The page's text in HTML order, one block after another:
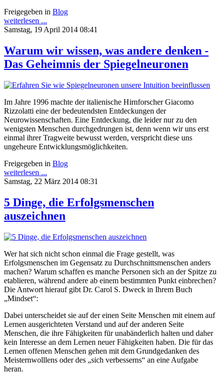
Freigegeben in Blog
weiterlesen ...
Samstag, 19 April 2014 08:41
Warum wir wissen, was andere denken -
Das Geheimnis der Spiegelneuronen
Im Jahre 1996 machte der italienische Hirnforscher Giacomo
Rizzolatti eine der bedeutendsten Entdeckungen der
Neurowissenschaften. Eine Entdeckung, die leider nur zu den
wenigsten Menschen durchgedrungen ist, denn wenn wir uns erst
einmal ihrer Tragweite bewusst werden, verspricht diese uns
ungeheure Entwicklungsmöglichkeiten.
Freigegeben in Blog
weiterlesen ...
Samstag, 22 März 2014 08:31
5 Dinge, die Erfolgsmenschen
auszeichnen
Wer hat sich nicht schon einmal die Frage gestellt, was
Erfolgsmenschen im Gegensatz zu Durchschnittsmenschen anders
machen? Warum schaffen es manche Personen sich an der Spitze zu
etablieren, während andere ab einem bestimmten Punkt einbrechen?
Die Antwort hierauf gibt Dr. Carol S. Dweck in Ihrem Buch
„Mindset“:
Dabei unterscheidet sie auf der einen Seite Menschen mit einem auf
Lernen ausgerichteten Verstand und auf der anderen Seite
Menschen, die ihre Fähigkeiten für unabänderlich halten und daher
kein Interesse an dem Lernen neuer Fähigkeiten haben. Die für das
Lernen offenen Menschen gehen mit dem Grundgedanken des
Meisternwolllens oder des „sich verbesserns“ an eine Aufgabe
heran.